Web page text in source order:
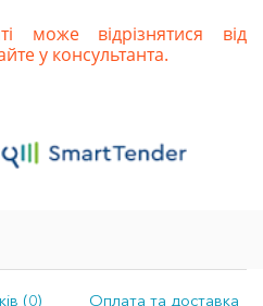
може відрізнятися від
у консультанта.
(0) Оплата та доставка